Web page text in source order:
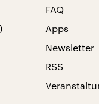
FAQ
Apps
Newsletter
RSS